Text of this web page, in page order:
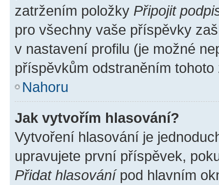
zatržením položky Připojit
pro všechny vaše příspěvky
v nastavení profilu (je možné
příspěvkům odstraněním
Nahoru
Jak vytvořím hlasování?
Vytvoření hlasování je
upravujete první příspěvek,
Přidat hlasovánípod hlavním